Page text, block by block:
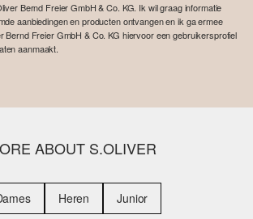
Bernd Freier GmbH & Co. KG. Ik wil graag informatie
aanbiedingen en producten ontvangen en ik ga ermee
Bernd Freier GmbH & Co. KG hiervoor een gebruikersprofiel
aanmaakt.
ABOUT S.OLIVER
Heren Junior